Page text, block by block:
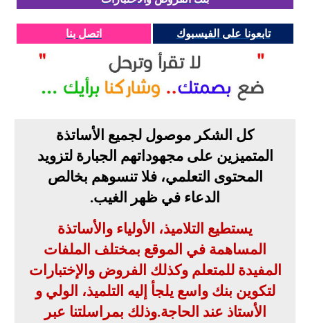
تابعونا على الفيسبوك اتصل بنا
كل الشكر موصول لجميع الأساتذة
المتميزين على مجهوداتهم الجبارة لتزويد
المحتوى التعلمي، فلا تنسوهم بخالص
الدعاء في ظهر الغيب.
يستطيع التلاميذ، الأولياء والأساتذة
المساهمة في الموقع بمختلف الملفات
المفيدة للمتعلم وكذلك الفروض والإختبارات
لتكوين بنك واسع يلجأ إليه التلميذ، الولي و
الأستاذ عند الحاجة.وذلك بمراسلتنا عبر